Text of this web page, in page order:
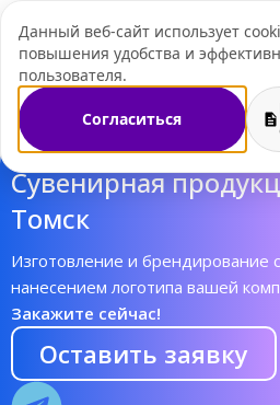
Данный веб-сайт использует
повышения удобства и
пользователя.
Согласиться
Cувенирная
Томск
Изготовление и брендирование
нанесением логотипа вашей
Закажите сейчас!
Оставить заявку